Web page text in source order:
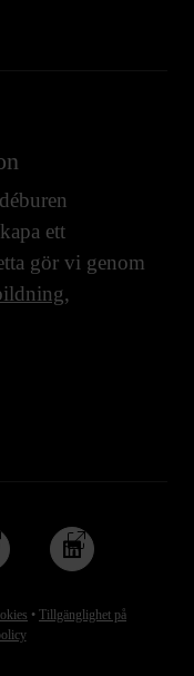
ett
gör vi genom
,
• Tillgänglighet på
Följ
oss
Linkedin